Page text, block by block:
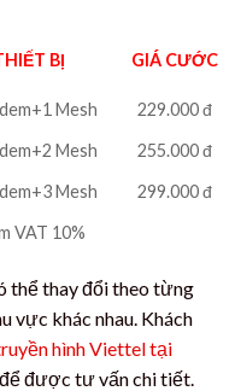
BỊ GIÁ CƯỚC
Mesh
229.000 đ
Mesh
255.000 đ
Mesh
299.000 đ
VAT 10%
thể thay đổi theo từng
vực khác nhau. Khách
hình Viettel tại
được tư vấn chi tiết.